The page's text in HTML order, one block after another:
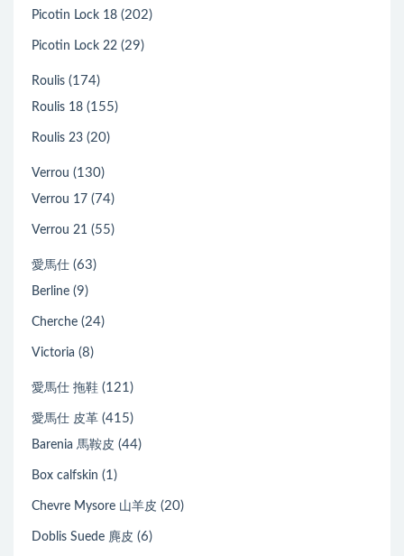
Picotin Lock 18 (202)
Picotin Lock 22 (29)
Roulis (174)
Roulis 18 (155)
Roulis 23 (20)
Verrou (130)
Verrou 17 (74)
Verrou 21 (55)
愛馬仕 (63)
Berline (9)
Cherche (24)
Victoria (8)
愛馬仕 拖鞋 (121)
愛馬仕 皮革 (415)
Barenia 馬鞍皮 (44)
Box calfskin (1)
Chevre Mysore 山羊皮 (20)
Doblis Suede 麂皮 (6)